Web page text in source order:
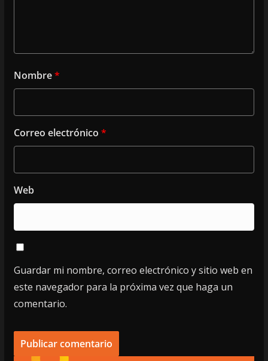
Nombre*
Correo electrónico *
Web
Guardar mi nombre, correo electrónico y sitio web en
este navegador para la próxima vez que haga un
comentario.